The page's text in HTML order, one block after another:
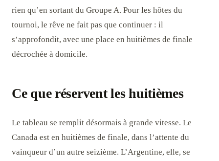
rien qu’en sortant du Groupe A. Pour les hôtes du
tournoi, le rêve ne fait pas que continuer : il
s’approfondit, avec une place en huitièmes de finale
décrochée à domicile.
Ce que réservent les huitièmes
Le tableau se remplit désormais à grande vitesse. Le
Canada est en huitièmes de finale, dans l’attente du
vainqueur d’un autre seizième. L’Argentine, elle, se